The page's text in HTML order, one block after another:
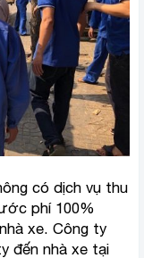
có dịch vụ thu
phí 100%
xe. Công ty
đến nhà xe tại